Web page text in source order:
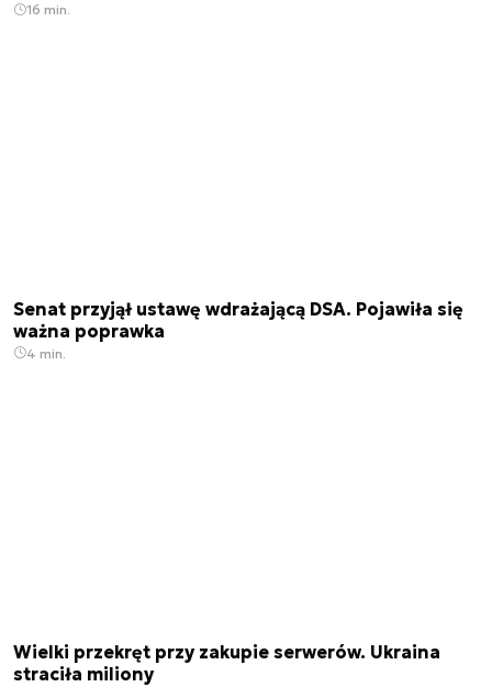
16 min.
Senat przyjął ustawę wdrażającą DSA. Pojawiła się
ważna poprawka
4 min.
Wielki przekręt przy zakupie serwerów. Ukraina
straciła miliony